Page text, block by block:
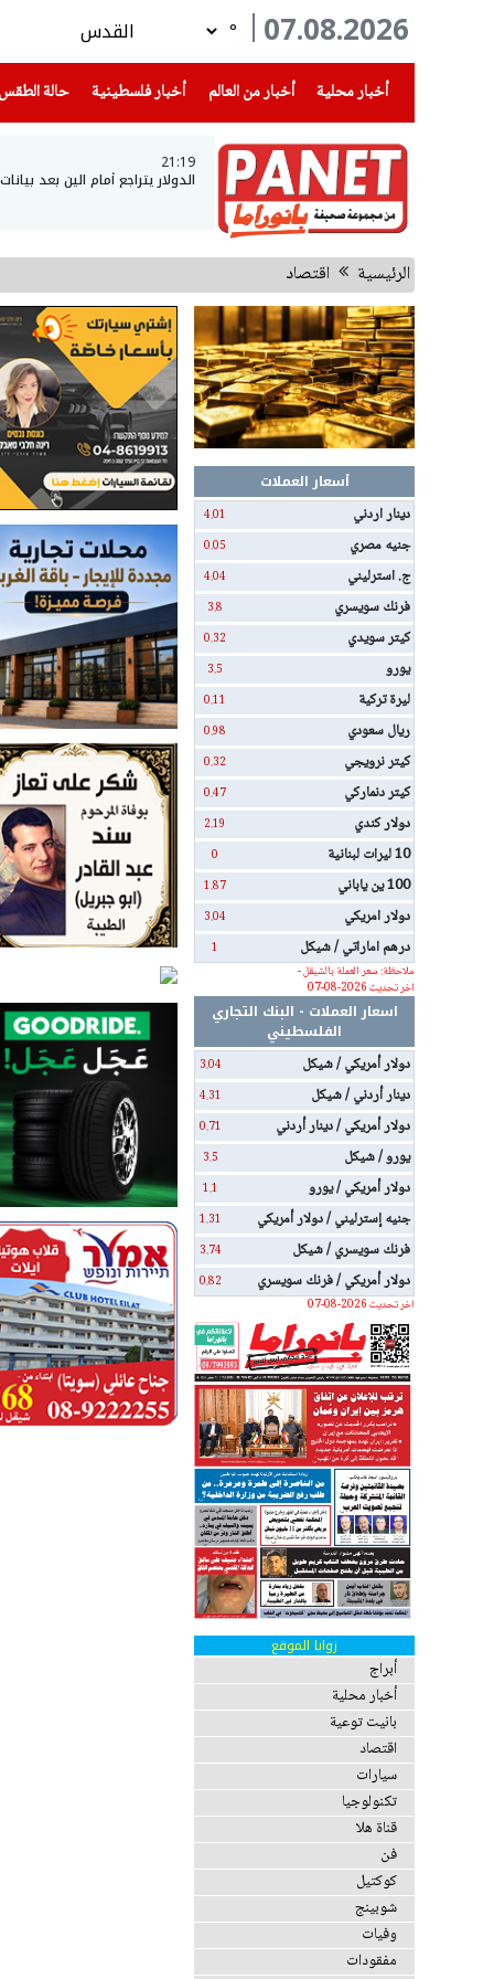
07.08.2026
°
أخبار محلية
(current) أخبار من العالم أخبار فلسطينية(current) حالة الطقس
21:19
الدولار يتراجع أمام الين بعد
الرئيسية اقتصاد
أسعار العملات
دينار اردني
4.01
جنيه مصري 0.05
ج. استرليني 4.04
فرنك سويسري 3.8
كيتر سويدي 0.32
يورو 3.5
ليرة تركية 0.11
ريال سعودي 0.98
كيتر نرويجي 0.32
كيتر دنماركي 0.47
دولار كندي 2.19
10 ليرات لبنانية 0
100 ين ياباني 1.87
دولار امريكي 3.04
درهم اماراتي / شيكل
1
ملاحظة: سعر العملة بالشيقل -
اخر تحديث 2026-08-07
اسعار العملات - البنك التجاري
الفلسطيني
دولار أمريكي / شيكل
3.04
دينار أردني / شيكل 4.31
دولار أمريكي / دينار أردني 0.71
يورو / شيكل 3.5
دولار أمريكي / يورو 1.1
جنيه إسترليني / دولار أمريكي 1.31
فرنك سويسري / شيكل 3.74
دولار أمريكي / فرنك سويسري
0.82
اخر تحديث 2026-08-07
زوايا الموقع
أبراج
أخبار محلية
بانيت توعية
اقتصاد
سيارات
تكنولوجيا
قناة هلا
فن
كوكتيل
شوبينج
وفيات
مفقودات